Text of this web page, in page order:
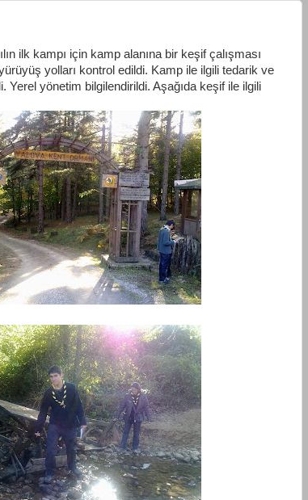
ilk kampı için kamp alanına bir keşif çalışması
yolları kontrol edildi. Kamp ile ilgili tedarik ve
Yerel yönetim bilgilendirildi. Aşağıda keşif ile ilgili